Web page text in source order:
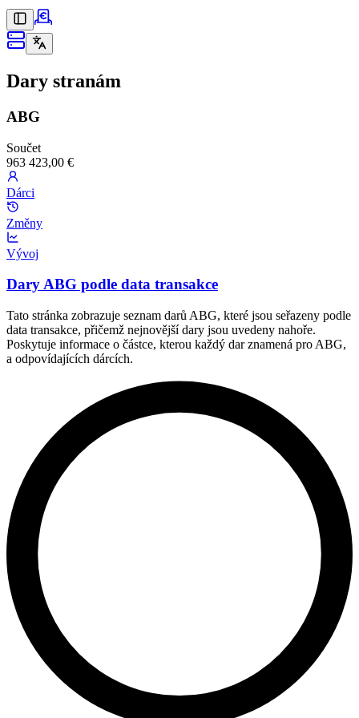
Dary stranám
ABG
Součet
963 423,00 €
Dárci
Změny
Vývoj
Dary ABG podle data transakce
Tato stránka zobrazuje seznam darů ABG, které jsou seřazeny podle
data transakce, přičemž nejnovější dary jsou uvedeny nahoře.
Poskytuje informace o částce, kterou každý dar znamená pro ABG,
a odpovídajících dárcích.